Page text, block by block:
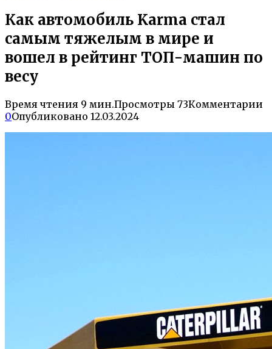
Как автомобиль Karma стал
самым тяжелым в мире и
вошел в рейтинг ТОП-машин по
весу
Время чтения 9 мин.Просмотры 73Комментарии
0Опубликовано 12.03.2024